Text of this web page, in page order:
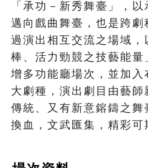
「承功－新秀舞臺」，
邁向戲曲舞臺，也是跨劇
過演出相互交流之場域，
棒、活力勁競之技藝能
增多功能廳場次，並加入
大劇種，演出劇目由藝
傳統、又有新意鎔鑄之舞
換血，文武匯集，精彩可